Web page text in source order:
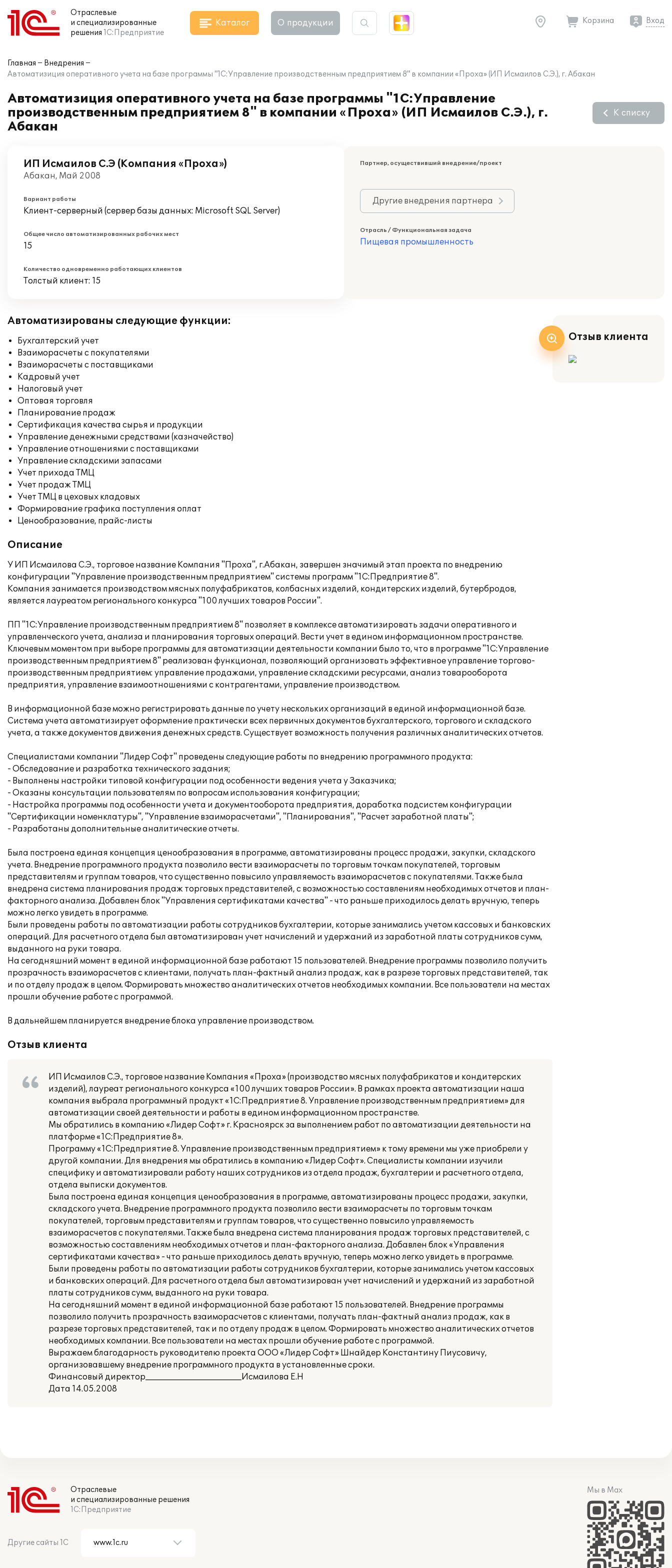
Отраслевые
и специализированные
решения 1С:Предприятие
Каталог О продукции Корзина Вход
Главная
Внедрения
Автоматизиция оперативного учета на базе программы "1С:Управление производственным предприятием 8" в компании «Проха» (ИП Исмаилов С.Э.), г. Абакан
Автоматизиция оперативного учета на базе программы "1С:Управление
производственным предприятием 8" в компании «Проха» (ИП Исмаилов С.Э.), г.
Абакан
К списку
ИП Исмаилов С.Э (Компания «Проха»)
Абакан, Май 2008
Вариант работы
Клиент-серверный (сервер базы данных: Microsoft SQL Server)
Общее число автоматизированных рабочих мест
15
Количество одновременно работающих клиентов
Толстый клиент: 15
Партнер, осуществивший внедрение/проект
Другие внедрения партнера
Отрасль / Функциональная задача
Пищевая промышленность
Автоматизированы следующие функции:
Бухгалтерский учет
Взаиморасчеты с покупателями
Взаиморасчеты с поставщиками
Кадровый учет
Налоговый учет
Оптовая торговля
Планирование продаж
Сертификация качества сырья и продукции
Управление денежными средствами (казначейство)
Управление отношениями с поставщиками
Управление складскими запасами
Учет прихода ТМЦ
Учет продаж ТМЦ
Учет ТМЦ в цеховых кладовых
Формирование графика поступления оплат
Ценообразование, прайс-листы
Описание
У ИП Исмаилова С.Э., торговое название Компания "Проха", г.Абакан, завершен значимый этап проекта по внедрению
конфигурации "Управление производственным предприятием" системы программ "1С:Предприятие 8".
Компания занимается производством мясных полуфабрикатов, колбасных изделий, кондитерских изделий, бутербродов,
является лауреатом регионального конкурса "100 лучших товаров России".
ПП "1С:Управление производственным предприятием 8" позволяет в комплексе автоматизировать задачи оперативного и
управленческого учета, анализа и планирования торговых операций. Вести учет в едином информационном пространстве.
Ключевым моментом при выборе программы для автоматизации деятельности компании было то, что в программе "1С:Управление
производственным предприятием 8" реализован функционал, позволяющий организовать эффективное управление торгово-
производственным предприятием: управление продажами, управление складскими ресурсами, анализ товарооборота
предприятия, управление взаимоотношениями с контрагентами, управление производством.
В информационной базе можно регистрировать данные по учету нескольких организаций в единой информационной базе.
Система учета автоматизирует оформление практически всех первичных документов бухгалтерского, торгового и складского
учета, а также документов движения денежных средств. Существует возможность получения различных аналитических отчетов.
Специалистами компании "Лидер Софт" проведены следующие работы по внедрению программного продукта:
- Обследование и разработка технического задания;
- Выполнены настройки типовой конфигурации под особенности ведения учета у Заказчика;
- Оказаны консультации пользователям по вопросам использования конфигурации;
- Настройка программы под особенности учета и документооборота предприятия, доработка подсистем конфигурации
"Сертификации номенклатуры", "Управление взаиморасчетами", "Планирования", "Расчет заработной платы";
- Разработаны дополнительные аналитические отчеты.
Была построена единая концепция ценообразования в программе, автоматизированы процесс продажи, закупки, складского
учета. Внедрение программного продукта позволило вести взаиморасчеты по торговым точкам покупателей, торговым
представителям и группам товаров, что существенно повысило управляемость взаиморасчетов с покупателями. Также была
внедрена система планирования продаж торговых представителей, с возможностью составлениям необходимых отчетов и план-
факторного анализа. Добавлен блок "Управления сертификатами качества" - что раньше приходилось делать вручную, теперь
можно легко увидеть в программе.
Были проведены работы по автоматизации работы сотрудников бухгалтерии, которые занимались учетом кассовых и банковских
операций. Для расчетного отдела был автоматизирован учет начислений и удержаний из заработной платы сотрудников сумм,
выданного на руки товара.
На сегодняшний момент в единой информационной базе работают 15 пользователей. Внедрение программы позволило получить
прозрачность взаиморасчетов с клиентами, получать план-фактный анализ продаж, как в разрезе торговых представителей, так
и по отделу продаж в целом. Формировать множество аналитических отчетов необходимых компании. Все пользователи на местах
прошли обучение работе с программой.
В дальнейшем планируется внедрение блока управление производством.
Отзыв клиента
ИП Исмаилов С.Э., торговое название Компания «Проха» (производство мясных полуфабрикатов и кондитерских
изделий), лауреат регионального конкурса «100 лучших товаров России». В рамках проекта автоматизации наша
компания выбрала программный продукт «1С:Предприятие 8. Управление производственным предприятием» для
автоматизации своей деятельности и работы в едином информационном пространстве.
Мы обратились в компанию «Лидер Софт» г. Красноярск за выполнением работ по автоматизации деятельности на
платформе «1С:Предприятие 8».
Программу «1С:Предприятие 8. Управление производственным предприятием» к тому времени мы уже приобрели у
другой компании. Для внедрения мы обратились в компанию «Лидер Софт». Специалисты компании изучили
специфику и автоматизировали работу наших сотрудников из отдела продаж, бухгалтерии и расчетного отдела,
отдела выписки документов.
Была построена единая концепция ценообразования в программе, автоматизированы процесс продажи, закупки,
складского учета. Внедрение программного продукта позволило вести взаиморасчеты по торговым точкам
покупателей, торговым представителям и группам товаров, что существенно повысило управляемость
взаиморасчетов с покупателями. Также была внедрена система планирования продаж торговых представителей, с
возможностью составлениям необходимых отчетов и план-факторного анализа. Добавлен блок «Управления
сертификатами качества» - что раньше приходилось делать вручную, теперь можно легко увидеть в программе.
Были проведены работы по автоматизации работы сотрудников бухгалтерии, которые занимались учетом кассовых
и банковских операций. Для расчетного отдела был автоматизирован учет начислений и удержаний из заработной
платы сотрудников сумм, выданного на руки товара.
На сегодняшний момент в единой информационной базе работают 15 пользователей. Внедрение программы
позволило получить прозрачность взаиморасчетов с клиентами, получать план-фактный анализ продаж, как в
разрезе торговых представителей, так и по отделу продаж в целом. Формировать множество аналитических отчетов
необходимых компании. Все пользователи на местах прошли обучение работе с программой.
Выражаем благодарность руководителю проекта ООО «Лидер Софт» Шнайдер Константину Пиусовичу,
организовавшему внедрение программного продукта в установленные сроки.
Финансовый директор________________________Исмаилова Е.Н
Дата 14.05.2008
Отзыв клиента
Отраслевые
и специализированные решения
1С:Предприятие
Другие сайты 1С
Мы в Max